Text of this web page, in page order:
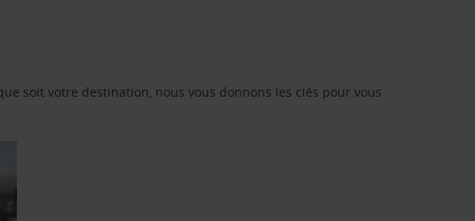
soit votre destination, nous vous donnons les clés pour vous